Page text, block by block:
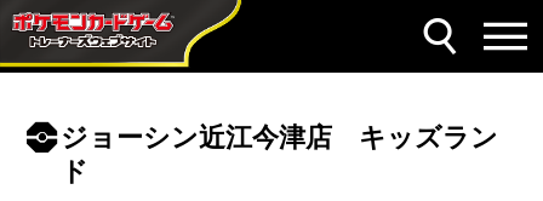
ジョーシン近江今津店 キッズラン
ド